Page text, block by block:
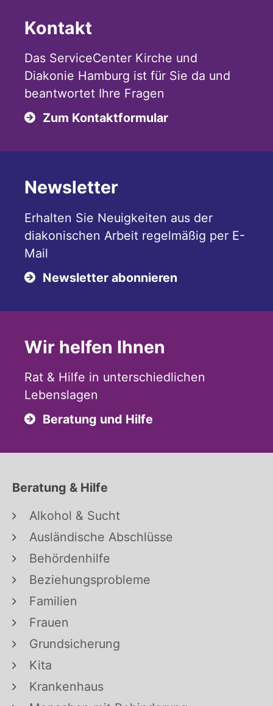
Kontakt
Das ServiceCenter Kirche und
Diakonie Hamburg ist für Sie da und
beantwortet Ihre Fragen
Zum Kontaktformular
Newsletter
Erhalten Sie Neuigkeiten aus der
diakonischen Arbeit regelmäßig per E-
Mail
Newsletter abonnieren
Wir helfen Ihnen
Rat & Hilfe in unterschiedlichen
Lebenslagen
Beratung und Hilfe
Beratung & Hilfe
Alkohol & Sucht
Ausländische Abschlüsse
Behördenhilfe
Beziehungsprobleme
Familien
Frauen
Grundsicherung
Kita
Krankenhaus